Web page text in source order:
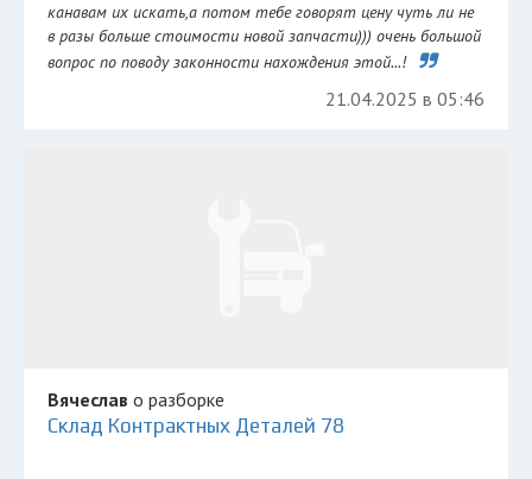
канавам их искать,а потом тебе говорят цену чуть ли не
в разы больше стоимости новой запчасти))) очень большой
вопрос по поводу законности нахождения этой...!
21.04.2025 в 05:46
Вячеслав о разборке
Склад Контрактных Деталей 78